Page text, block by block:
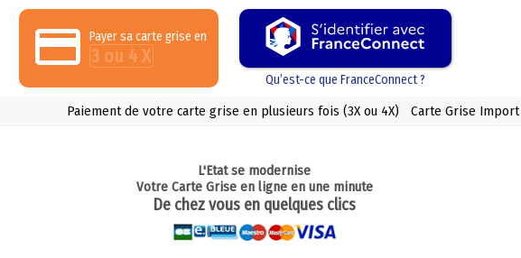
Payer sa carte grise en
3 ou 4 X
Qu’est-ce que FranceConnect ?
Paiement de votre carte grise en plusieurs fois (3X ou 4X) Carte Grise Import
L'Etat se modernise
Votre Carte Grise en ligne en une minute
De chez vous en quelques clics